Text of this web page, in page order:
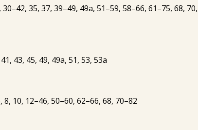
35, 37, 39–49, 49а, 51–59, 58–66, 61–75, 68, 70,
43, 45, 49, 49а, 51, 53, 53а
10, 12–46, 50–60, 62–66, 68, 70–82